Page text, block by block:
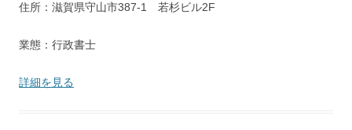
住所：滋賀県守山市387-1 若杉ビル2F
業態：行政書士
詳細を見る